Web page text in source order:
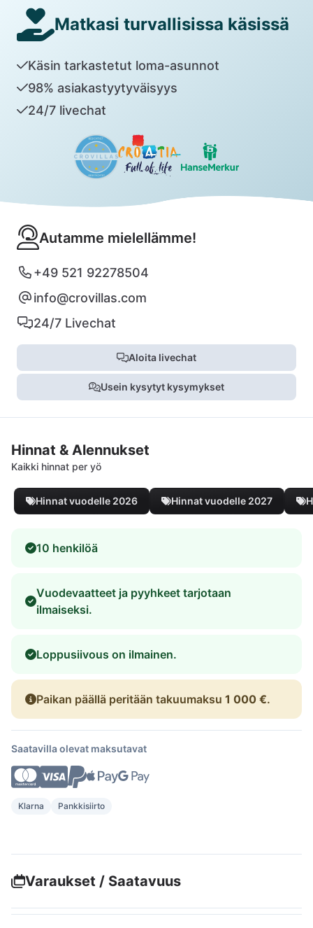
Matkasi turvallisissa käsissä
Käsin tarkastetut loma-asunnot
98% asiakastyytyväisyys
24/7 livechat
Autamme mielellämme!
+49 521 92278504
info@crovillas.com
24/7 Livechat
Aloita livechat
Usein kysytyt kysymykset
Hinnat & Alennukset
Kaikki hinnat per yö
Hinnat vuodelle 2026 Hinnat vuodelle 2027
10 henkilöä
Vuodevaatteet ja pyyhkeet tarjotaan
ilmaiseksi.
Loppusiivous on ilmainen.
Paikan päällä peritään takuumaksu 1 000 €.
Saatavilla olevat maksutavat
Klarna Pankkisiirto
Varaukset / Saatavuus